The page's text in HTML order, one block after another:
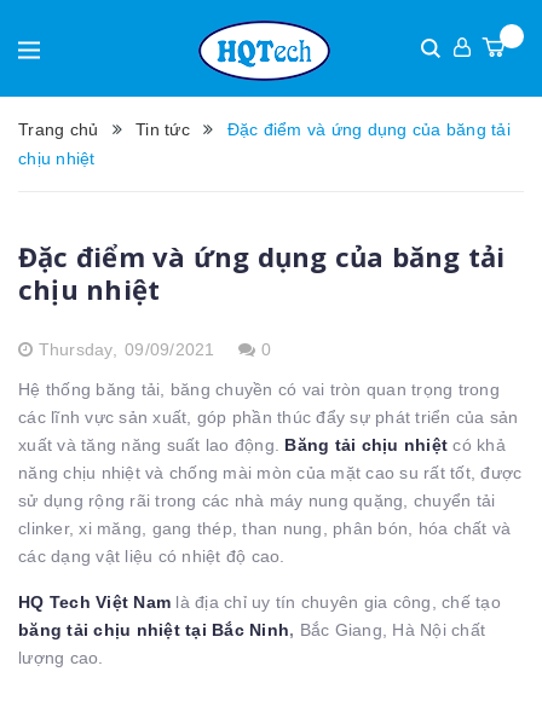
Trang chủ Tin tức
Đặc điểm và ứng dụng của băng tải
chịu nhiệt
Đặc điểm và ứng dụng của băng tải
chịu nhiệt
Thursday, 09/09/2021 0
Hệ thống băng tải, băng chuyền có vai tròn quan trọng trong
các lĩnh vực sản xuất, góp phần thúc đẩy sự phát triển của sản
xuất và tăng năng suất lao động. Băng tải chịu nhiệt có khả
năng chịu nhiệt và chống mài mòn của mặt cao su rất tốt, được
sử dụng rộng rãi trong các nhà máy nung quặng, chuyển tải
clinker, xi măng, gang thép, than nung, phân bón, hóa chất và
các dạng vật liệu có nhiệt độ cao.
HQ Tech Việt Nam là địa chỉ uy tín chuyên gia công, chế tạo
băng tải chịu nhiệt tại Bắc Ninh, Bắc Giang, Hà Nội chất
lượng cao.